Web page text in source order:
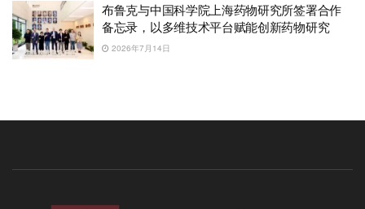
布鲁克与中国科学院上海药物研究所签署合作
备忘录，以多维技术平台赋能创新药物研究
2026年7月14日